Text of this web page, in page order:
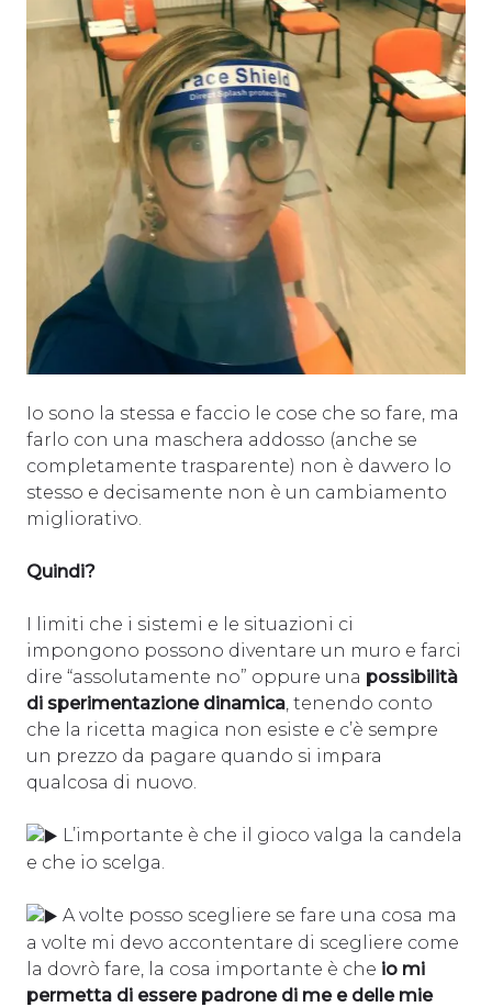
Io sono la stessa e faccio le cose che so fare, ma
farlo con una maschera addosso (anche se
completamente trasparente) non è davvero lo
stesso e decisamente non è un cambiamento
migliorativo.
Quindi?
I limiti che i sistemi e le situazioni ci
impongono possono diventare un muro e farci
dire “assolutamente no” oppure una possibilità
di sperimentazione dinamica, tenendo conto
che la ricetta magica non esiste e c’è sempre
un prezzo da pagare quando si impara
qualcosa di nuovo.
L’importante è che il gioco valga la candela
e che io scelga.
A volte posso scegliere se fare una cosa ma
a volte mi devo accontentare di scegliere come
la dovrò fare, la cosa importante è che io mi
permetta di essere padrone di me e delle mie